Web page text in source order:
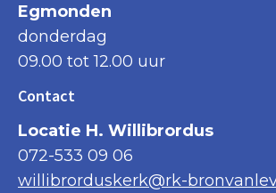
Egmonden
donderdag
09.00 tot 12.00 uur
Contact
Locatie H. Willibrordus
072-533 09 06
willibrorduskerk@rk-